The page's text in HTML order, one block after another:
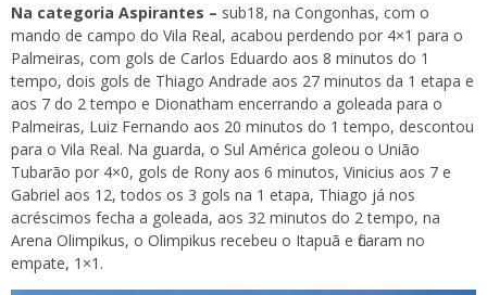
Na categoria Aspirantes – sub18, na Congonhas, com o
mando de campo do Vila Real, acabou perdendo por 4×1 para o
Palmeiras, com gols de Carlos Eduardo aos 8 minutos do 1
tempo, dois gols de Thiago Andrade aos 27 minutos da 1 etapa e
aos 7 do 2 tempo e Dionatham encerrando a goleada para o
Palmeiras, Luiz Fernando aos 20 minutos do 1 tempo, descontou
para o Vila Real. Na guarda, o Sul América goleou o União
Tubarão por 4×0, gols de Rony aos 6 minutos, Vinicius aos 7 e
Gabriel aos 12, todos os 3 gols na 1 etapa, Thiago já nos
acréscimos fecha a goleada, aos 32 minutos do 2 tempo, na
Arena Olimpikus, o Olimpikus recebeu o Itapuã e ficaram no
empate, 1×1.